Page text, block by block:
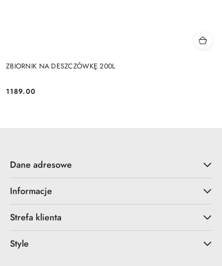
ZBIORNIK NA DESZCZÓWKĘ 200L
Cena:
1189.00
Dane adresowe
Informacje
Strefa klienta
Style